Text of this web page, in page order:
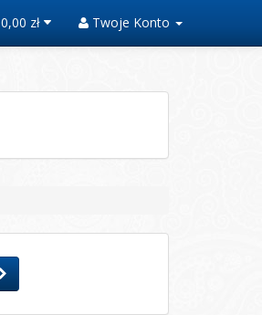
0,00 zł Twoje Konto